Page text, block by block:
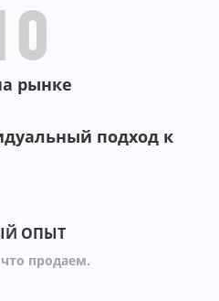
рынке
подход к
ОПЫТ
продаем.